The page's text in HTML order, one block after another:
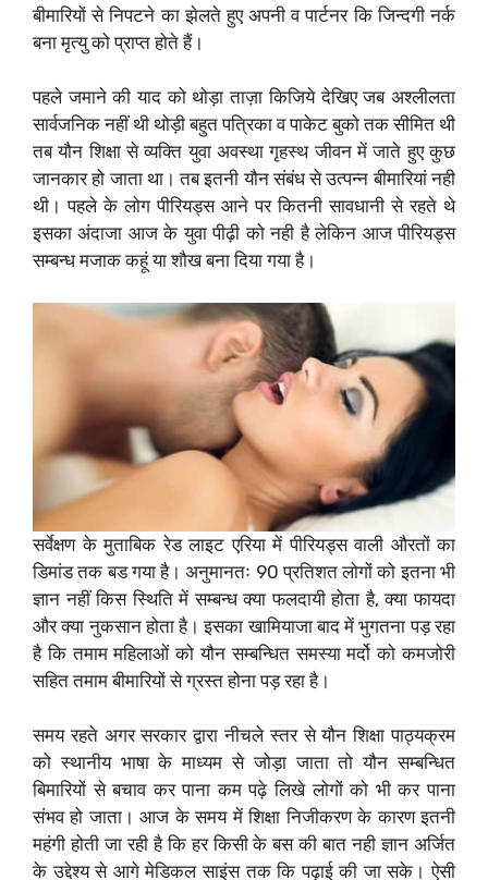
बीमारियों से निपटने का झेलते हुए अपनी व पार्टनर कि जिन्दगी नर्क
बना मृत्यु को प्राप्त होते हैं।
पहले जमाने की याद को थोड़ा ताज़ा किजिये देखिए जब अश्लीलता
सार्वजनिक नहीं थी थोड़ी बहुत पत्रिका व पाकेट बुको तक सीमित थी
तब यौन शिक्षा से व्यक्ति युवा अवस्था गृहस्थ जीवन में जाते हुए कुछ
जानकार हो जाता था। तब इतनी यौन संबंध से उत्पन्न बीमारियां नही
थी। पहले के लोग पीरियड्स आने पर कितनी सावधानी से रहते थे
इसका अंदाजा आज के युवा पीढ़ी को नही है लेकिन आज पीरियड्स
सम्बन्ध मजाक कहूं या शौख बना दिया गया है।
सर्वेक्षण के मुताबिक रेड लाइट एरिया में पीरियड्स वाली औरतों का
डिमांड तक बड गया है। अनुमानतः 90 प्रतिशत लोगों को इतना भी
ज्ञान नहीं किस स्थिति में सम्बन्ध क्या फलदायी होता है, क्या फायदा
और क्या नुकसान होता है। इसका खामियाजा बाद में भुगतना पड़ रहा
है कि तमाम महिलाओं को यौन सम्बन्धित समस्या मर्दो को कमजोरी
सहित तमाम बीमारियों से ग्रस्त होना पड़ रहा है।
समय रहते अगर सरकार द्वारा नीचले स्तर से यौन शिक्षा पाठ्यक्रम
को स्थानीय भाषा के माध्यम से जोड़ा जाता तो यौन सम्बन्धित
बिमारियों से बचाव कर पाना कम पढ़े लिखे लोगों को भी कर पाना
संभव हो जाता। आज के समय में शिक्षा निजीकरण के कारण इतनी
महंगी होती जा रही है कि हर किसी के बस की बात नही ज्ञान अर्जित
के उद्देश्य से आगे मेडिकल साइंस तक कि पढ़ाई की जा सके। ऐसी